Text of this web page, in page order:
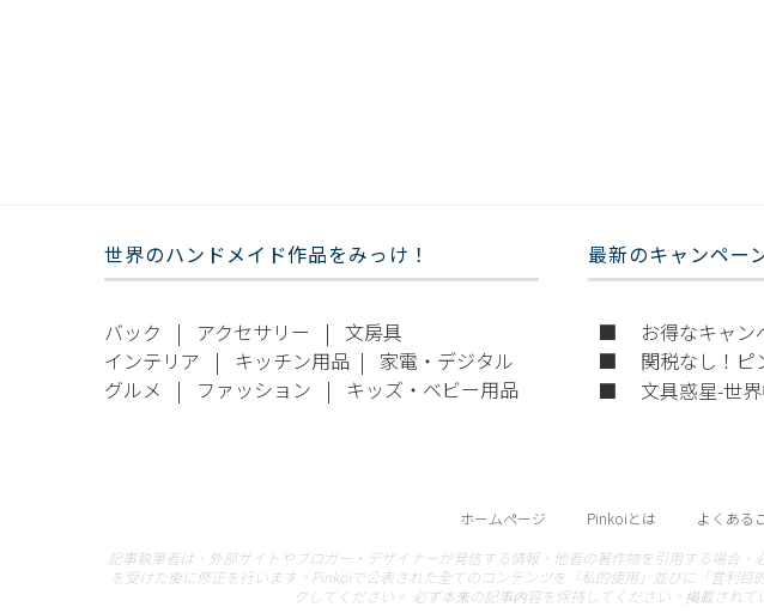
世界のハンドメイド作品をみっけ！
バック | アクセサリー | 文房具
インテリア | キッチン用品 | 家電・デジタル
グルメ | ファッション | キッズ・ベビー用品
最新のキャンペー
■ お得なキャン
■ 関税なし！ピ
■ 文具惑星-世界
ホームページ Pinkoiとは よくある
記事執筆者は、外部サイトやブロガー・デザイナーが発信する情報、他者の著作物を引用する場合
を受けた後に修正を行います。Pinkoiで公表された全てのコンテンツを「私的使用」並びに「営利
クしてください。 必ず本来の記事内容を保持してください。掲載され